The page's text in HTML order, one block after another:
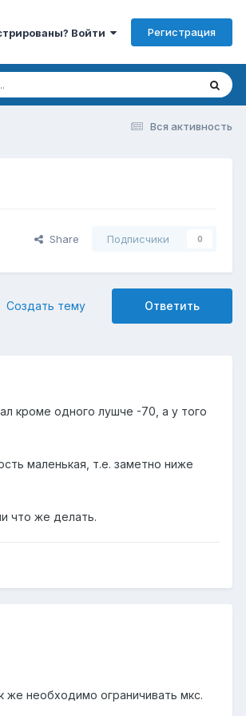
Войти Регистрация
Вся активность
Share Подписчики 0
Ответить
Создать тему
кроме одного лушче -70, а у того
маленькая, т.е. заметно ниже
что же делать.
же необходимо ограничивать мкс.